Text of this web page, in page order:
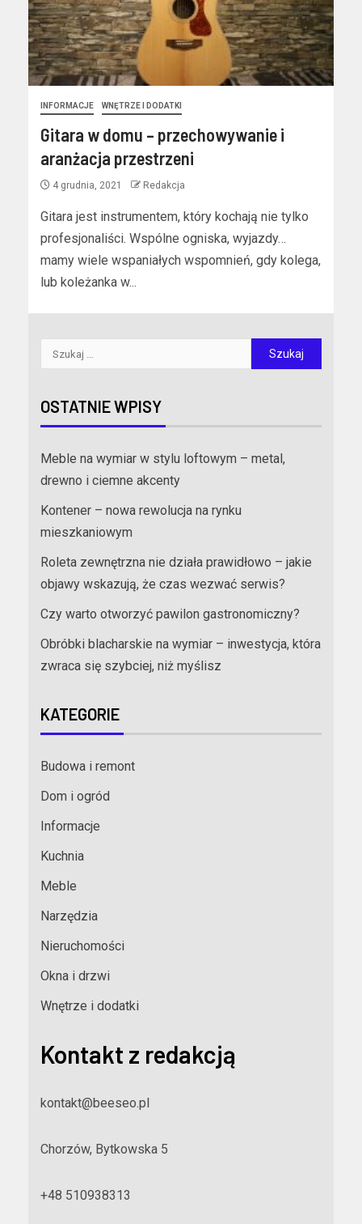
INFORMACJE WNĘTRZE I DODATKI
Gitara w domu – przechowywanie i
aranżacja przestrzeni
4 grudnia, 2021 Redakcja
Gitara jest instrumentem, który kochają nie tylko
profesjonaliści. Wspólne ogniska, wyjazdy…
mamy wiele wspaniałych wspomnień, gdy kolega,
lub koleżanka w...
OSTATNIE WPISY
Meble na wymiar w stylu loftowym – metal,
drewno i ciemne akcenty
Kontener – nowa rewolucja na rynku
mieszkaniowym
Roleta zewnętrzna nie działa prawidłowo – jakie
objawy wskazują, że czas wezwać serwis?
Czy warto otworzyć pawilon gastronomiczny?
Obróbki blacharskie na wymiar – inwestycja, która
zwraca się szybciej, niż myślisz
KATEGORIE
Budowa i remont
Dom i ogród
Informacje
Kuchnia
Meble
Narzędzia
Nieruchomości
Okna i drzwi
Wnętrze i dodatki
Kontakt z redakcją
kontakt@beeseo.pl
Chorzów, Bytkowska 5
+48 510938313